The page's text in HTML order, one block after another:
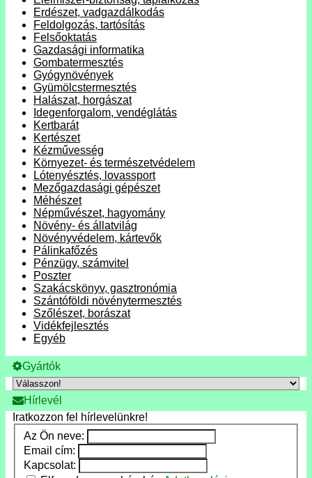
Erdészet, vadgazdálkodás
Feldolgozás, tartósítás
Felsőoktatás
Gazdasági informatika
Gombatermesztés
Gyógynövények
Gyümölcstermesztés
Halászat, horgászat
Idegenforgalom, vendéglátás
Kertbarát
Kertészet
Kézművesség
Környezet- és természetvédelem
Lótenyésztés, lovassport
Mezőgazdasági gépészet
Méhészet
Népművészet, hagyomány
Növény- és állatvilág
Növényvédelem, kártevők
Pálinkafőzés
Pénzügy, számvitel
Poszter
Szakácskönyv, gasztronómia
Szántóföldi növénytermesztés
Szőlészet, borászat
Vidékfejlesztés
Egyéb
Gyártók
Hírlevél
Iratkozzon fel hírlevelünkre!
Az Ön neve:
Email cím:
Kapcsolat: